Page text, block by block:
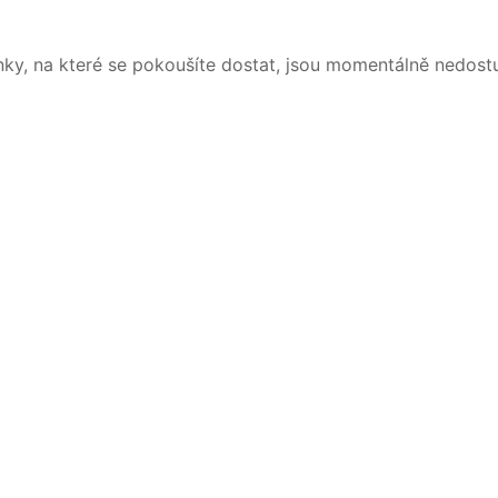
na které se pokoušíte dostat, jsou momentálně